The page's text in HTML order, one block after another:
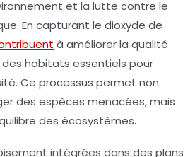
et la lutte contre le
. En capturant le dioxyde de
à améliorer la qualité
habitats essentiels pour
. Ce processus permet non
des espèces menacées, mais
des écosystèmes.
intégrées dans des plans